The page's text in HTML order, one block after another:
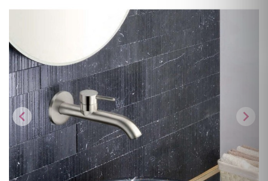
chevron_left chevron_right